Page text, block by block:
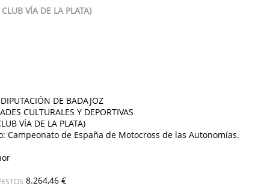
VÍA DE LA PLATA)
DE BADAJOZ
CULTURALES Y DEPORTIVAS
VÍA DE LA PLATA)
Campeonato de España de Motocross de las Autonomías.
8.264,46 €